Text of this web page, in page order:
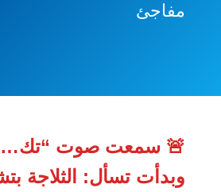
مفاجئ
🚨 سمعت صوت
وبدأت تسأل: الثلاجة